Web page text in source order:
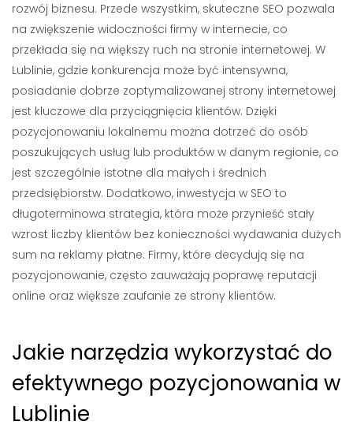
rozwój biznesu. Przede wszystkim, skuteczne SEO pozwala
na zwiększenie widoczności firmy w internecie, co
przekłada się na większy ruch na stronie internetowej. W
Lublinie, gdzie konkurencja może być intensywna,
posiadanie dobrze zoptymalizowanej strony internetowej
jest kluczowe dla przyciągnięcia klientów. Dzięki
pozycjonowaniu lokalnemu można dotrzeć do osób
poszukujących usług lub produktów w danym regionie, co
jest szczególnie istotne dla małych i średnich
przedsiębiorstw. Dodatkowo, inwestycja w SEO to
długoterminowa strategia, która może przynieść stały
wzrost liczby klientów bez konieczności wydawania dużych
sum na reklamy płatne. Firmy, które decydują się na
pozycjonowanie, często zauważają poprawę reputacji
online oraz większe zaufanie ze strony klientów.
Jakie narzędzia wykorzystać do
efektywnego pozycjonowania w
Lublinie